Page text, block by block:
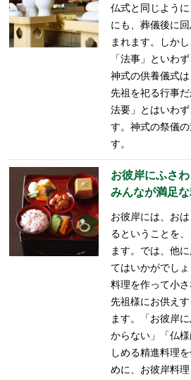
仏式と同じよう
にも、葬儀後に
まれます。しか
「法事」といわ
神式の供養儀式
先祖を祀る行事
法要」とはいわ
す。神式の祭儀
す。
お彼岸にふさ
みんなが満足
お彼岸には、お
るということを
ます。では、他
てはいかがでし
料理を作って小
先祖様にお供え
ます。「お彼岸
からない」「仏
しめる精進料理
めに、お彼岸料理